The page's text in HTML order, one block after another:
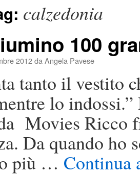
calzedonia
100
2012da Angela Pavese
tanto il vestito
lo
Movies Ricco
Da quando ho
più … Continua